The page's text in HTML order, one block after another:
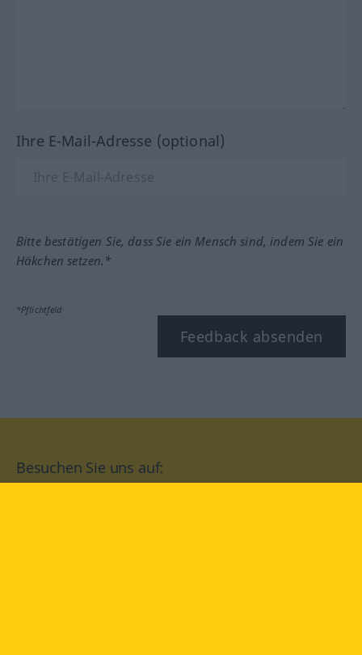
Ihre E-Mail-Adresse (optional)
Bitte bestätigen Sie, dass Sie ein Mensch sind, indem Sie ein
Häkchen setzen.*
*Pflichtfeld
Feedback absenden
Besuchen Sie uns auf: